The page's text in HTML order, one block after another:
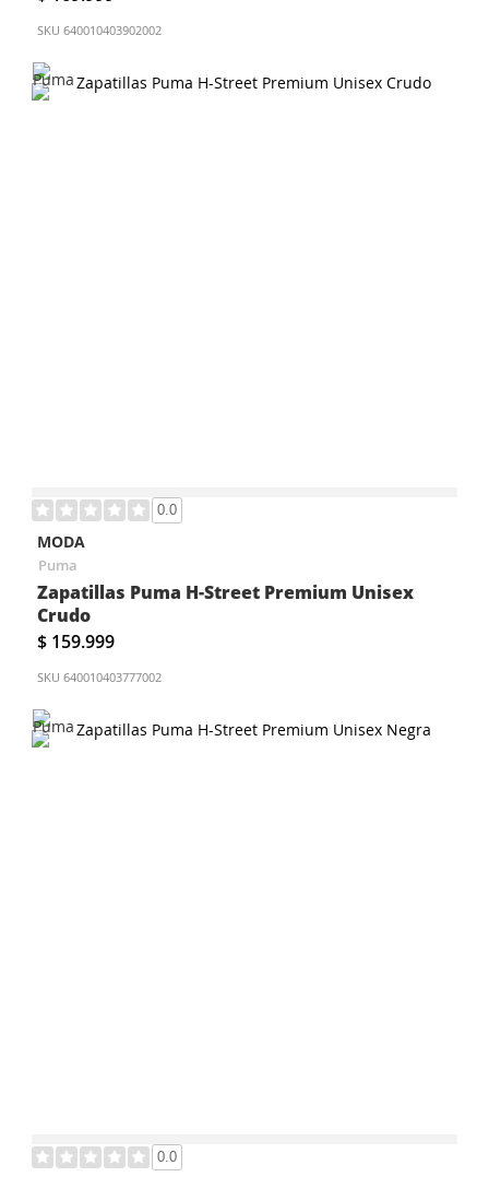
SKU 640010403902002
0.0
MODA
Puma
Zapatillas Puma H-Street Premium Unisex
Crudo
$ 159.999
SKU 640010403777002
0.0